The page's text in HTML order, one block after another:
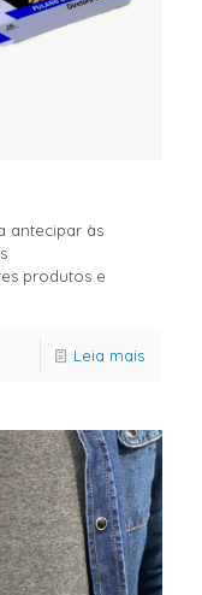
antecipar às
produtos e
Leia mais